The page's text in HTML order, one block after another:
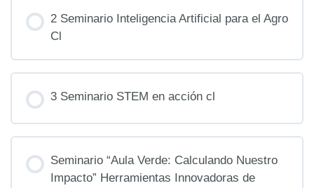
0% COMPLETO 0/0 pasos
2 Seminario Inteligencia Artificial para el Agro
Cl
0% COMPLETO 0/0 pasos
3 Seminario STEM en acción cl
0% COMPLETO 0/0 pasos
Seminario “Aula Verde: Calculando Nuestro
Impacto” Herramientas Innovadoras de